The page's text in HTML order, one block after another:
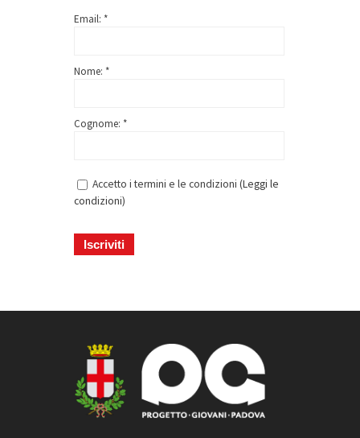
Email: *
Nome: *
Cognome: *
Accetto i termini e le condizioni (Leggi le
condizioni)